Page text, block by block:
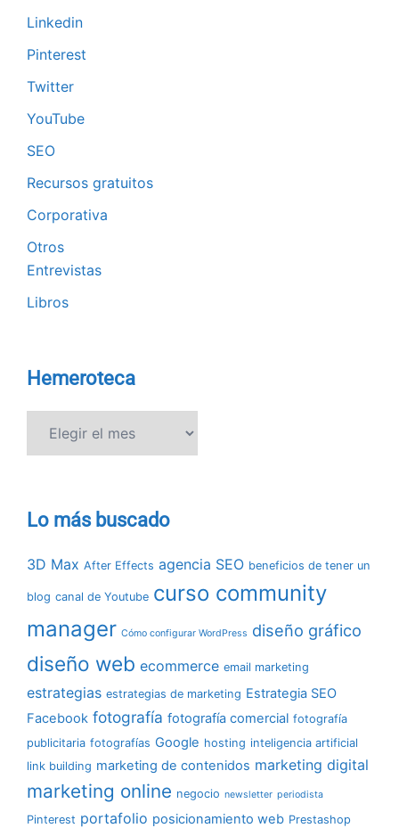
Linkedin
Pinterest
Twitter
YouTube
SEO
Recursos gratuitos
Corporativa
Otros
Entrevistas
Libros
Hemeroteca
Lo más buscado
3D Max After Effects agencia SEO beneficios de tener un
blog canal de Youtube curso community
manager Cómo configurar WordPress diseño gráfico
diseño web ecommerce email marketing
estrategias estrategias de marketing Estrategia SEO
Facebook fotografía fotografía comercial fotografía
publicitaria fotografías Google hosting inteligencia artificial
link building marketing de contenidos marketing digital
marketing online negocio newsletter periodista
Pinterest portafolio posicionamiento web Prestashop